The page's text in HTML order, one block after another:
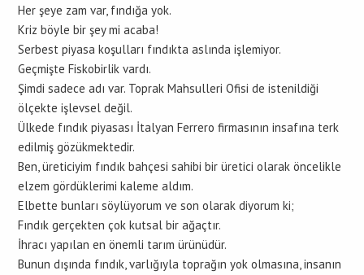
Her şeye zam var, fındığa yok.
Kriz böyle bir şey mi acaba!
Serbest piyasa koşulları fındıkta aslında işlemiyor.
Geçmişte Fiskobirlik vardı.
Şimdi sadece adı var. Toprak Mahsulleri Ofisi de istenildiği
ölçekte işlevsel değil.
Ülkede fındık piyasası İtalyan Ferrero firmasının insafına terk
edilmiş gözükmektedir.
Ben, üreticiyim fındık bahçesi sahibi bir üretici olarak öncelikle
elzem gördüklerimi kaleme aldım.
Elbette bunları söylüyorum ve son olarak diyorum ki;
Fındık gerçekten çok kutsal bir ağaçtır.
İhracı yapılan en önemli tarım ürünüdür.
Bunun dışında fındık, varlığıyla toprağın yok olmasına, insanın